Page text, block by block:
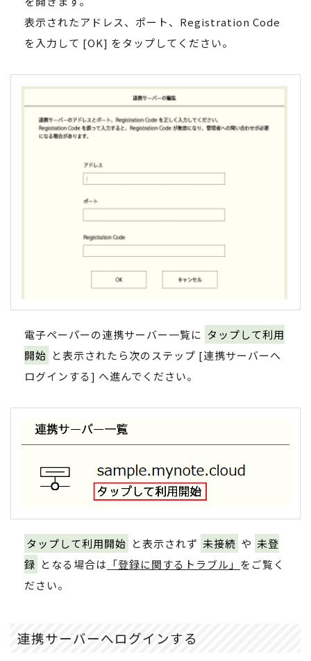
表示されたアドレス、ポート、Registration Code
を入力して [OK] をタップしてください。
電子ペーパーの連携サーバー一覧に タップして利用
開始 と表示されたら次のステップ [連携サーバーへ
ログインする] へ進んでください。
タップして利用開始 と表示されず 未接続 や 未登
録 となる場合は 「登録に関するトラブル」 をご覧く
ださい。
連携サーバーへログインする